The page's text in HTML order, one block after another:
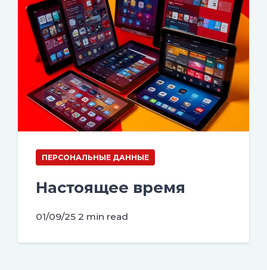
ПЕРСОНАЛЬНЫЕ ДАННЫЕ
Настоящее время
01/09/25 2 min read